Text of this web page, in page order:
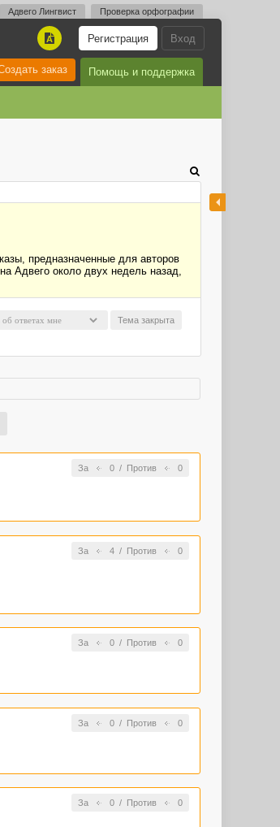
Адвего Лингвист Проверка орфографии
Вход
Регистрация
A
Помощь и поддержка
заказ
предназначенные для авторов
Адвего около двух недель назад,
Тема закрыта
За 0/ Против 0
За 4/ Против 0
За 0/ Против 0
За 0/ Против 0
За 0/ Против 0